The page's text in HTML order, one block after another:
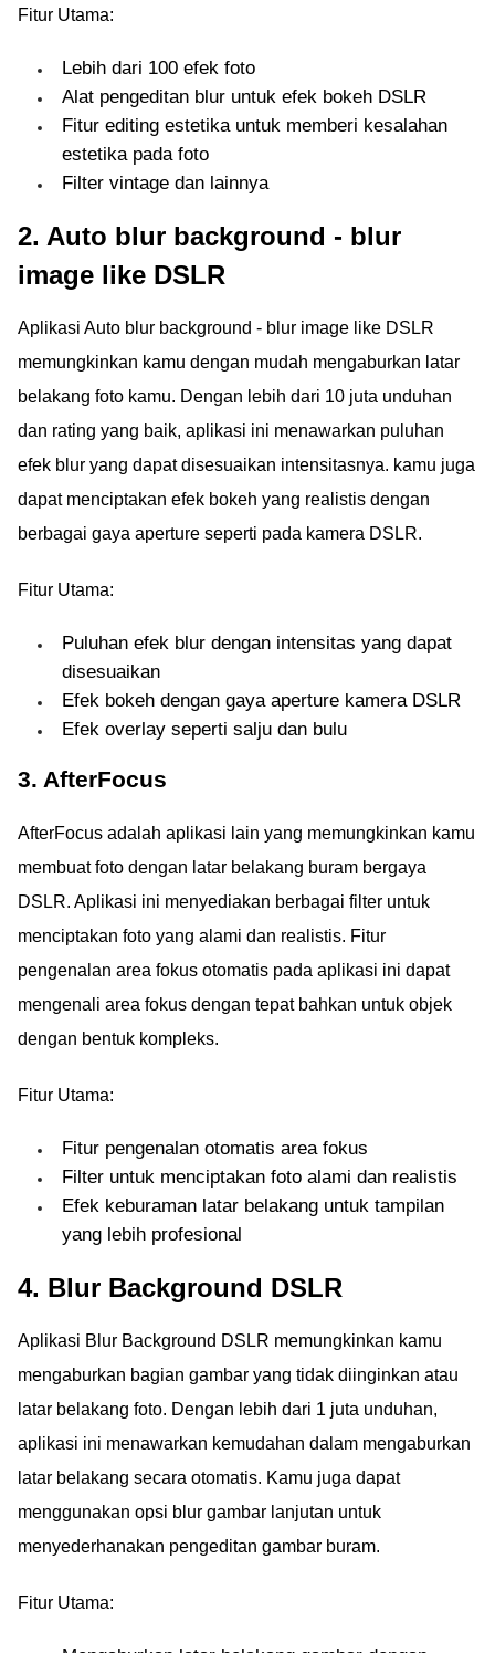
Fitur Utama:
Lebih dari 100 efek foto
Alat pengeditan blur untuk efek bokeh DSLR
Fitur editing estetika untuk memberi kesalahan
estetika pada foto
Filter vintage dan lainnya
2. Auto blur background - blur
image like DSLR
Aplikasi Auto blur background - blur image like DSLR
memungkinkan kamu dengan mudah mengaburkan latar
belakang foto kamu. Dengan lebih dari 10 juta unduhan
dan rating yang baik, aplikasi ini menawarkan puluhan
efek blur yang dapat disesuaikan intensitasnya. kamu juga
dapat menciptakan efek bokeh yang realistis dengan
berbagai gaya aperture seperti pada kamera DSLR.
Fitur Utama:
Puluhan efek blur dengan intensitas yang dapat
disesuaikan
Efek bokeh dengan gaya aperture kamera DSLR
Efek overlay seperti salju dan bulu
3. AfterFocus
AfterFocus adalah aplikasi lain yang memungkinkan kamu
membuat foto dengan latar belakang buram bergaya
DSLR. Aplikasi ini menyediakan berbagai filter untuk
menciptakan foto yang alami dan realistis. Fitur
pengenalan area fokus otomatis pada aplikasi ini dapat
mengenali area fokus dengan tepat bahkan untuk objek
dengan bentuk kompleks.
Fitur Utama:
Fitur pengenalan otomatis area fokus
Filter untuk menciptakan foto alami dan realistis
Efek keburaman latar belakang untuk tampilan
yang lebih profesional
4. Blur Background DSLR
Aplikasi Blur Background DSLR memungkinkan kamu
mengaburkan bagian gambar yang tidak diinginkan atau
latar belakang foto. Dengan lebih dari 1 juta unduhan,
aplikasi ini menawarkan kemudahan dalam mengaburkan
latar belakang secara otomatis. Kamu juga dapat
menggunakan opsi blur gambar lanjutan untuk
menyederhanakan pengeditan gambar buram.
Fitur Utama: